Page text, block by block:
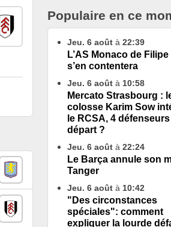
Populaire en ce
Jeu. 6 août à 22:39
L’AS Monaco de
s’en contentera
Jeu. 6 août à 10:58
Mercato Strasbourg :
colosse Karim Sow
le RCSA, 4
départ ?
Jeu. 6 août à 22:24
Le Barça annule son
Tanger
Jeu. 6 août à 10:42
"Des circonstances
spéciales": comment
expliquer la lourde